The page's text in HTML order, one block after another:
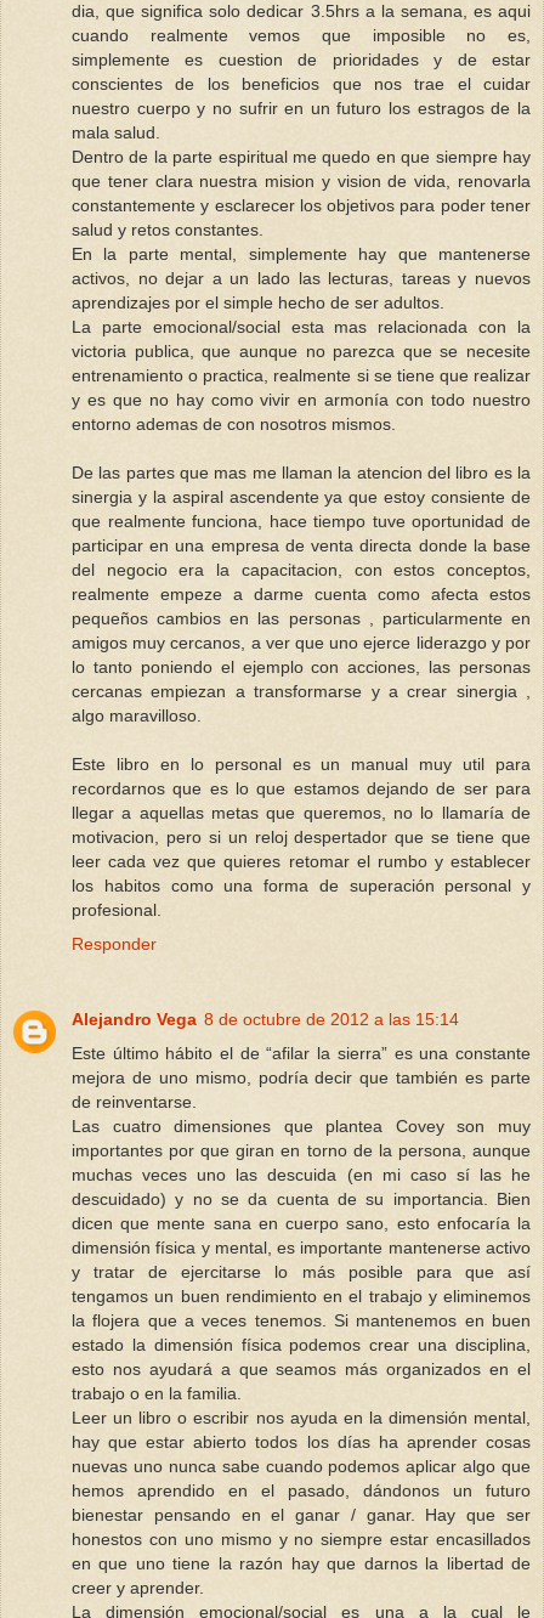
dia, que significa solo dedicar 3.5hrs a la semana, es aqui
cuando realmente vemos que imposible no es,
simplemente es cuestion de prioridades y de estar
conscientes de los beneficios que nos trae el cuidar
nuestro cuerpo y no sufrir en un futuro los estragos de la
mala salud.
Dentro de la parte espiritual me quedo en que siempre hay
que tener clara nuestra mision y vision de vida, renovarla
constantemente y esclarecer los objetivos para poder tener
salud y retos constantes.
En la parte mental, simplemente hay que mantenerse
activos, no dejar a un lado las lecturas, tareas y nuevos
aprendizajes por el simple hecho de ser adultos.
La parte emocional/social esta mas relacionada con la
victoria publica, que aunque no parezca que se necesite
entrenamiento o practica, realmente si se tiene que realizar
y es que no hay como vivir en armonía con todo nuestro
entorno ademas de con nosotros mismos.
De las partes que mas me llaman la atencion del libro es la
sinergia y la aspiral ascendente ya que estoy consiente de
que realmente funciona, hace tiempo tuve oportunidad de
participar en una empresa de venta directa donde la base
del negocio era la capacitacion, con estos conceptos,
realmente empeze a darme cuenta como afecta estos
pequeños cambios en las personas , particularmente en
amigos muy cercanos, a ver que uno ejerce liderazgo y por
lo tanto poniendo el ejemplo con acciones, las personas
cercanas empiezan a transformarse y a crear sinergia ,
algo maravilloso.
Este libro en lo personal es un manual muy util para
recordarnos que es lo que estamos dejando de ser para
llegar a aquellas metas que queremos, no lo llamaría de
motivacion, pero si un reloj despertador que se tiene que
leer cada vez que quieres retomar el rumbo y establecer
los habitos como una forma de superación personal y
profesional.
Responder
Alejandro Vega 8 de octubre de 2012 a las 15:14
Este último hábito el de “afilar la sierra” es una constante
mejora de uno mismo, podría decir que también es parte
de reinventarse.
Las cuatro dimensiones que plantea Covey son muy
importantes por que giran en torno de la persona, aunque
muchas veces uno las descuida (en mi caso sí las he
descuidado) y no se da cuenta de su importancia. Bien
dicen que mente sana en cuerpo sano, esto enfocaría la
dimensión física y mental, es importante mantenerse activo
y tratar de ejercitarse lo más posible para que así
tengamos un buen rendimiento en el trabajo y eliminemos
la flojera que a veces tenemos. Si mantenemos en buen
estado la dimensión física podemos crear una disciplina,
esto nos ayudará a que seamos más organizados en el
trabajo o en la familia.
Leer un libro o escribir nos ayuda en la dimensión mental,
hay que estar abierto todos los días ha aprender cosas
nuevas uno nunca sabe cuando podemos aplicar algo que
hemos aprendido en el pasado, dándonos un futuro
bienestar pensando en el ganar / ganar. Hay que ser
honestos con uno mismo y no siempre estar encasillados
en que uno tiene la razón hay que darnos la libertad de
creer y aprender.
La dimensión emocional/social es una a la cual le